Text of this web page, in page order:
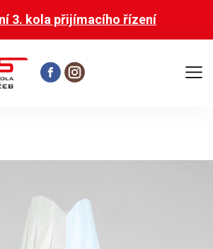
3. kola přijímacího řízení